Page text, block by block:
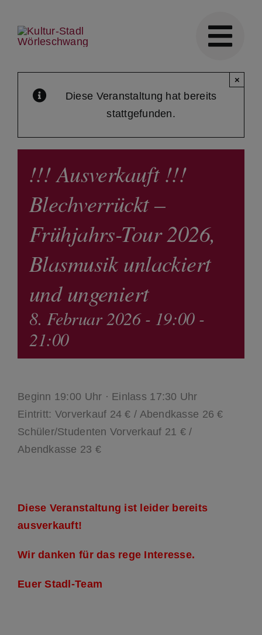
content
Diese Veranstaltung hat bereits
stattgefunden.
×
!!! Ausverkauft !!!
Blechverrückt –
Frühjahrs-Tour 2026,
Blasmusik unlackiert
und ungeniert
8. Februar 2026 - 19:00-
21:00
Beginn 19:00 Uhr · Einlass 17:30 Uhr
Eintritt: Vorverkauf 24 € / Abendkasse 26 €
Schüler/Studenten Vorverkauf 21 € /
Abendkasse 23 €
Diese Veranstaltung ist leider bereits
ausverkauft!
Wir danken für das rege Interesse.
Euer Stadl-Team